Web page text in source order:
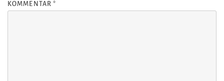
KOMMENTAR*